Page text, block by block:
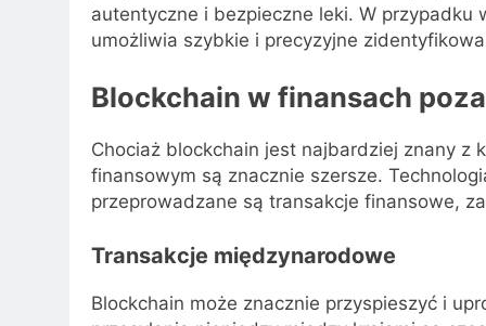
autentyczne i bezpieczne leki. W
umożliwia szybkie i precyzyjne
Blockchain w finansach
Chociaż blockchain jest najbardziej znany
finansowym są znacznie szersze.
przeprowadzane są transakcje finansowe,
Transakcje międzynarodowe
Blockchain może znacznie przyspieszyć i